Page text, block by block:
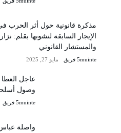
مذكرة قانونية حول أثر الحرب
الإيجار السابقة لنشوبها بقلم:
والمستشار القانوني
5muinte فريق مايو 27, 2025
عاجل
وصول
5muinte فريق
واصلة عباس